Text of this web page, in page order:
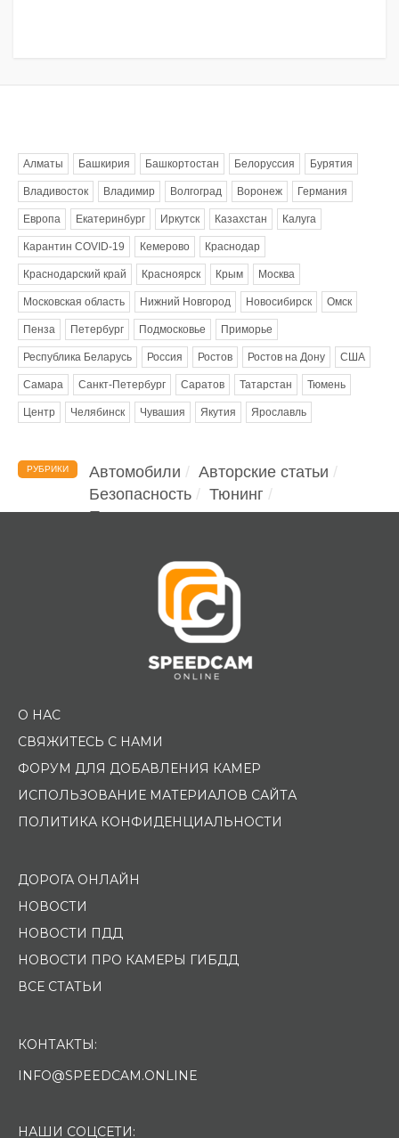
Алматы Башкирия Башкортостан Белоруссия Бурятия
Владивосток Владимир Волгоград Воронеж Германия
Европа Екатеринбург Иркутск Казахстан Калуга
Карантин COVID-19 Кемерово Краснодар
Краснодарский край Красноярск Крым Москва
Московская область Нижний Новгород Новосибирск Омск
Пенза Петербург Подмосковье Приморье
Республика Беларусь Россия Ростов Ростов на Дону США
Самара Санкт-Петербург Саратов Татарстан Тюмень
Центр Челябинск Чувашия Якутия Ярославль
РУБРИКИ Автомобили
Авторские статьи
Безопасность
Тюнинг
Помощь водителю
О НАС
СВЯЖИТЕСЬ С НАМИ
ФОРУМ ДЛЯ ДОБАВЛЕНИЯ КАМЕР
ИСПОЛЬЗОВАНИЕ МАТЕРИАЛОВ САЙТА
ПОЛИТИКА КОНФИДЕНЦИАЛЬНОСТИ
ДОРОГА ОНЛАЙН
НОВОСТИ
НОВОСТИ ПДД
НОВОСТИ ПРО КАМЕРЫ ГИБДД
ВСЕ СТАТЬИ
КОНТАКТЫ:
INFO@SPEEDCAM.ONLINE
НАШИ СОЦСЕТИ: